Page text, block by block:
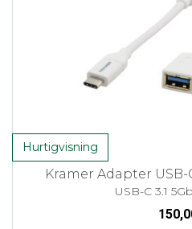
Hurtigvisning
Kramer Adapter USB-
USB-C 3.1